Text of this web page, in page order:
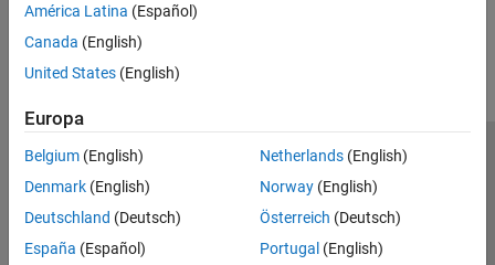
América Latina (Español)
Canada (English)
United States (English)
Europa
Belgium (English)
Denmark (English)
Deutschland (Deutsch)
España (Español)
Netherlands(English)
Norway(English)
Österreich (Deutsch)
Portugal (English)
Trust Center
Datenschutz-Richtlinien
Datendiebstahl verhindern
Status von Anwendungen
© 1994-2026 The MathWorks, Inc.